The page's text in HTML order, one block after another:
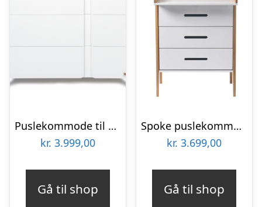
Puslekommode til børneværelset i birketræ og MDF H91 x B105 x D54 cm – Hvid
kr. 3.999,00
Gå til shop
Spoke puslekommode – Hvid/Eg
kr. 3.699,00
Gå til shop